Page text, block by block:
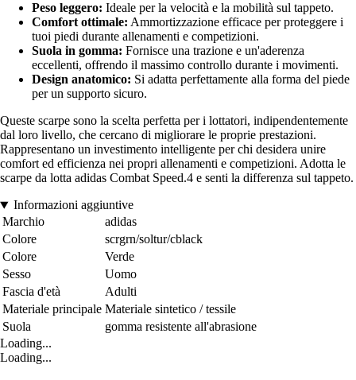
Peso leggero: Ideale per la velocità e la mobilità sul tappeto.
Comfort ottimale: Ammortizzazione efficace per proteggere i
tuoi piedi durante allenamenti e competizioni.
Suola in gomma: Fornisce una trazione e un'aderenza
eccellenti, offrendo il massimo controllo durante i movimenti.
Design anatomico: Si adatta perfettamente alla forma del piede
per un supporto sicuro.
Queste scarpe sono la scelta perfetta per i lottatori, indipendentemente
dal loro livello, che cercano di migliorare le proprie prestazioni.
Rappresentano un investimento intelligente per chi desidera unire
comfort ed efficienza nei propri allenamenti e competizioni. Adotta le
scarpe da lotta adidas Combat Speed.4 e senti la differenza sul tappeto.
Informazioni aggiuntive
Marchio
adidas
Colore
scrgrn/soltur/cblack
Colore
Verde
Sesso
Uomo
Fascia d'età
Adulti
Materiale principale Materiale sintetico / tessile
Suola
gomma resistente all'abrasione
Loading...
Loading...